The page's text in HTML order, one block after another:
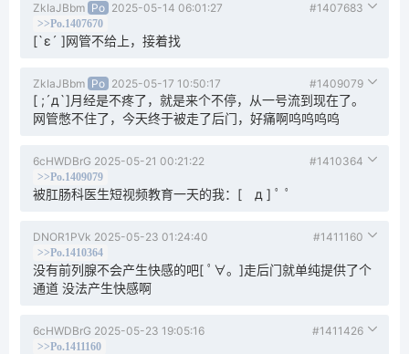
ZkIaJBbm Po 2025-05-14 06:01:27 #1407683
>>Po.1407670
[`ε´ ]网管不给上，接着找
ZkIaJBbm Po 2025-05-17 10:50:17 #1409079
[ ;´д`]月经是不疼了，就是来个不停，从一号流到现在了。
网管憋不住了，今天终于被走了后门，好痛啊呜呜呜呜
6cHWDBrG 2025-05-21 00:21:22 #1410364
>>Po.1409079
被肛肠科医生短视频教育一天的我：[ д ] ﾟ ﾟ
DNOR1PVk 2025-05-23 01:24:40 #1411160
>>Po.1410364
没有前列腺不会产生快感的吧[ ﾟ∀。]走后门就单纯提供了个
通道 没法产生快感啊
6cHWDBrG 2025-05-23 19:05:16 #1411426
>>Po.1411160